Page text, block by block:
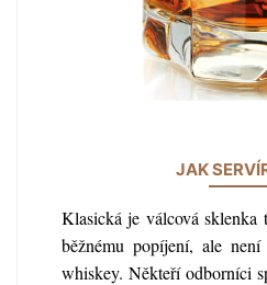
JAK
Klasická je válcová sklenka
běžnému popíjení, ale
whiskey. Někteří odborníci